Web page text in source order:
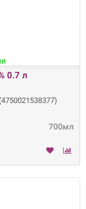
0.7 л
700мл